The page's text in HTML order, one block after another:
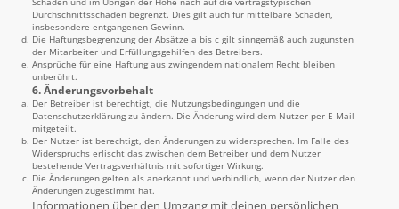
Durchschnittsschäden begrenzt. Dies gilt auch für mittelbare Schäden,
insbesondere entgangenen Gewinn.
Die Haftungsbegrenzung der Absätze a bis c gilt sinngemäß auch zugunsten
der Mitarbeiter und Erfüllungsgehilfen des Betreibers.
Ansprüche für eine Haftung aus zwingendem nationalem Recht bleiben
unberührt.
6. Änderungsvorbehalt
Der Betreiber ist berechtigt, die Nutzungsbedingungen und die
Datenschutzerklärung zu ändern. Die Änderung wird dem Nutzer per E-Mail
mitgeteilt.
Der Nutzer ist berechtigt, den Änderungen zu widersprechen. Im Falle des
Widerspruchs erlischt das zwischen dem Betreiber und dem Nutzer
bestehende Vertragsverhältnis mit sofortiger Wirkung.
Die Änderungen gelten als anerkannt und verbindlich, wenn der Nutzer den
Änderungen zugestimmt hat.
Informationen über den Umgang mit deinen persönlichen